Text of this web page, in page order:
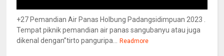
+27 Pemandian Air Panas Holbung Padangsidimpuan 2023 .
Tempat piknik pemandian air panas sangubanyu atau juga
dikenal dengan”tirto panguripa...
Readmore